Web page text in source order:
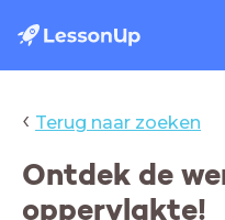
‹ Terug naar zoeken
Ontdek de
oppervlakte!